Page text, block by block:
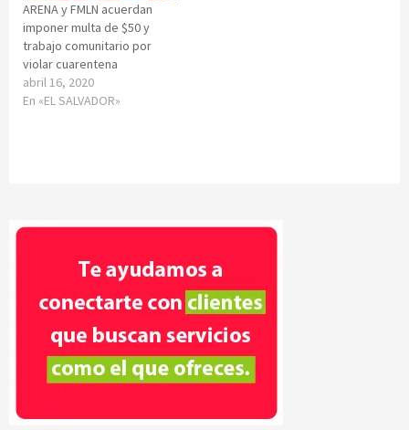
ARENA y FMLN acuerdan
imponer multa de $50 y
trabajo comunitario por
violar cuarentena
abril 16, 2020
En «EL SALVADOR»